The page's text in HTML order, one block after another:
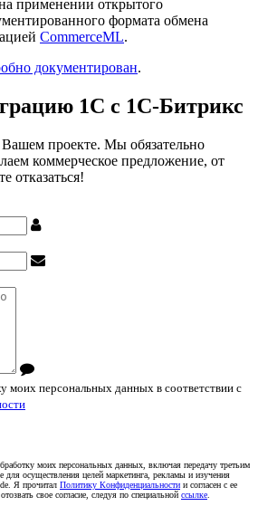
применении открытого
формата обмена
CommerceML.
документирован.
1С с 1С-Битрикс
проекте. Мы обязательно
коммерческое предложение, от
отказаться!
моих персональных данных в соответствии с
моих персональных данных, включая передачу третьим
осуществления целей маркетинга, рекламы и изучения
Я прочитал Политику Конфиденциальности и согласен с ее
свое согласие, следуя по специальной ссылке